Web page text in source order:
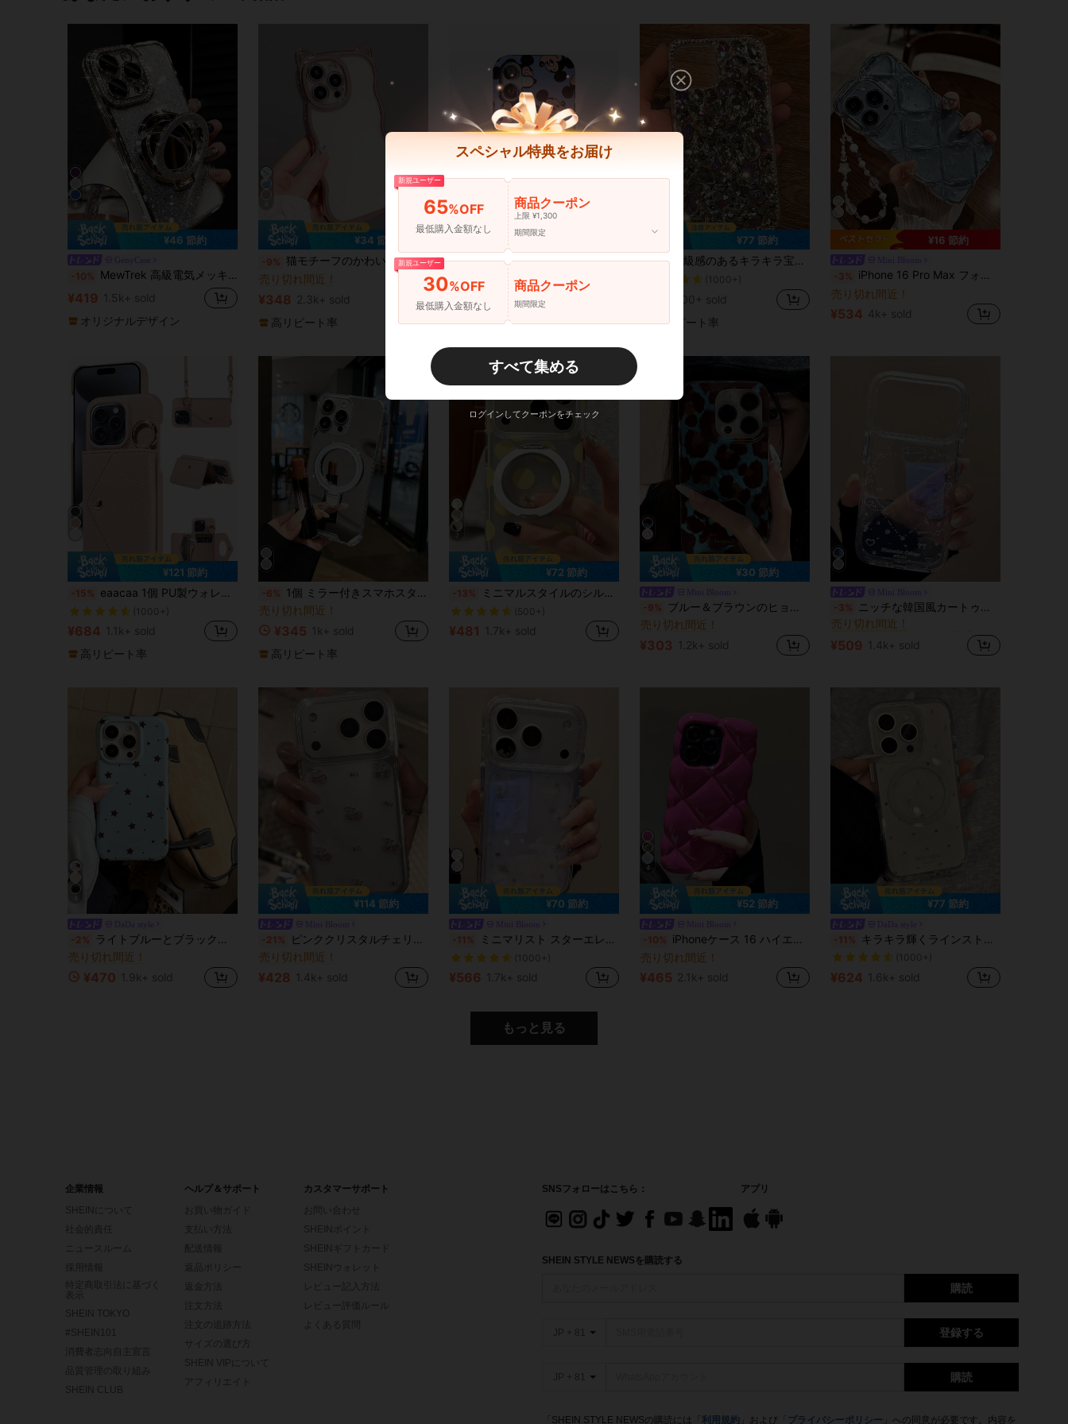
¥46 節約
-10% MewTrek 高級電気メッキシルバースマホケース、メイクアップミラースタンド付き、光沢のあるラインストーンで装飾、シリコン素材で作られ、耐衝撃性と落下耐性、iPhone 16/16e/16 Pro/16 Pro Max/16 Plus/15/14/13/12/11/X/XS/XR/8/7およびGalaxy S25/S24/S23/S22/S21/A55/A54/A53/A52/A35/A34/A23/A16/A15/A14/A13/A12/A05S/FE/Ultra/4G/5G、Redmi/Honor/MOTO/OPPO/Infinixスマホ対応。
¥419
1.5k+ sold
オリジナルデザイン
¥34 節約
-9% 猫モチーフのかわいいTPU耐衝撃ノベルティケース 1個 おしゃれな猫耳型TPUスマホケース ローズゴールドメッキの波型エッジ 厚みのあるカバー iPhone対応 防水 落下防止 傷防止 春の誕生日プレゼント
#2 ベストセラー ノベルティケース
売り切れ間近！
#2 ベストセラー
売り切れ間近！
#2 ベストセラー
売り切れ間近！
#2 ベストセラー
売り切れ間近！
¥348
2.3k+ sold
高リピート率
国内発送 -27% 残り2日 Disney ミイールウス カートゥーン転倒防止パッケージ欧米アクリル携帯電話機17/16/15/14/13/11 Pro Max Plus携帯ケース
¥1,325 90+ sold
¥77 節約
-13% 高級感のあるキラキラ宝石ダイヤモンドスマホケース Galaxy S24 S25 S26 Ultra A57 A56 A55 A35 A26 A06対応 17 13 14 15 Plus 16 Pro Max対応 耐衝撃保護バックカバー
#9 ベストセラー
に レッドミーノート11 携帯電話ケース
(1000+)
#9 ベストセラー
#9 ベストセラー
#9 ベストセラー
に レッドミーノート11 携帯電話ケース
(1000+)
300+ sold
高リピート率
¥16 節約
-3% iPhone 16 Pro Max フォンケース、新しいラインストーン入り透明シルバーフォイル耐衝撃性シリコンスタイリッシュ保護カバー iPhone 12/11/13/14 Pro Maxに対応
#4 ベストセラー
売り切れ間近！
#4 ベストセラー
売り切れ間近！
#4 ベストセラー
売り切れ間近！
#4 ベストセラー に ギャラクシーS24ウルトラ 携帯電話ケース
¥534 4k+ sold
¥121 節約
-15% eaacaa 1個 PU製ウォレット型スマホケース フリップカバー付き マルチカードスロット対応 Apple 17e 17ProMax 16ProMax 16Pro 16Plus 15ProMax 15plus 13ProMax 13pro 13Mini 14ProMax 14Pro 14plus 12ProMax 12Pro 12Mini 11 ProMax 11Pro 14 13 12 11 7 8 X XS XR XSMax シリーズ、S26ultra S26pro S26 S25FE S25ultra S25+ S25 S24FE S24ultra S24+ S24 S23FE S23Ultra S23+ S23 S22ultra S22 S21FE S21ultra S21plus S21 S20FE対応、ミラー付きイヤホンポーチ付き 多機能クロスボディウォレットスタイル、A16 耐衝撃 防滴 防盗 保護スマホシェル
(1000+)
¥684 1.1k+ sold
高リピート率
-6% 1個 ミラー付きスマホスタンドケース
#5 ベストセラー に iPhone XR スタンド型スマホケース
売り切れ間近！
#5 ベストセラー
売り切れ間近！
#5 ベストセラー
売り切れ間近！
#5 ベストセラー に iPhone XR スタンド型スマホケース
売り切れ間近！
¥345 1k+ sold
高リピート率
7
¥72 節約
-13% ミニマルスタイルのシルバードット柄360°回転式スマホホルダーケース。iPhone 17 Pro Max、17 Pro、16 Pro、16 Pro Max、15 Pro Max、15 Pro、14 Pro Max、14 Pro、13 Pro Max、13、12 Pro Max、14、15、16 Plus、11などのモデルに対応。透明なソフト保護ケース。
売り切れ間近！
(500+)
売り切れ間近！
売り切れ間近！
売り切れ間近！
¥481 1.7k+ sold
¥30 節約
-9% ブルー＆ブラウンのヒョウ柄のユニークなスタイル スマホケース。iPhone 16 Pro Max、iPhone 14、iPhone 13、iPhone 12、iPhone 17、iPhone 15 Pro、iPhone 14 Proに対応。ファッショナブルで保護力に優れています。
#2 ベストセラー
売り切れ間近！
#2 ベストセラー
売り切れ間近！
#2 ベストセラー
売り切れ間近！
#2 ベストセラー に アニマルプリント 携帯電話ケース
¥303 1.2k+ sold
-3% ニッチな韓国風カートゥーン ハート リボン 音符柄 フルカバー 衝撃吸収 保護ケース 17 Pro Max, 16, 15, 16 Pro Max, 17対応 パーソナライズ クリエイティブ ゴールドメッキ
#3 ベストセラー
売り切れ間近！
#3 ベストセラー
売り切れ間近！
#3 ベストセラー
売り切れ間近！
#3 ベストセラー に ハート型 携帯電話ケース
¥509 1.4k+ sold
-2% ライトブルーとブラックの星柄、ファッショナブルなヴィンテージ風ブラックブラウンのべっ甲柄の箔押し加工が施されたiPhoneケース。iPhone 16 Pro Max、Apple 15、ソフトシェル14新モデル、12 Pro、13 Pro Maxに対応。落下防止保護カバー。女性への春の贈り物に最適。
#7 ベストセラー
売り切れ間近！
#7 ベストセラー
売り切れ間近！
#7 ベストセラー
売り切れ間近！
#7 ベストセラー に 青い 携帯電話ケース
¥470 1.9k+ sold
¥114 節約
-21% ピンククリスタルチェリー柄のiPhone 17 Pro Max用スマホケース。耐衝撃フルカバー保護カバー。iPhone 16、15 Pro、14、13、12 Pro、11、Air/Xに対応。女の子にもぴったり。
#2 ベストセラー
売り切れ間近！
#2 ベストセラー
売り切れ間近！
#2 ベストセラー
売り切れ間近！
#2 ベストセラー に チェリー 携帯電話ケース
¥428 1.4k+ sold
¥70 節約
-11% ミニマリスト スターエレメント ファッション スマホケース スター ミニマリスト インディ カラフル プラネット リム 保護スマホケース iPhone 17 Pro Max、16 Plus、15 Plus対応 ユニークなミニマリストデザイン 落下防止カバー 春の誕生日プレゼント
売り切れ間近！
(1000+)
売り切れ間近！
売り切れ間近！
売り切れ間近！
¥566 1.7k+ sold
4
¥52 節約
-10% iPhoneケース 16 ハイエンド クリエイティブ ファッション ダイヤモンド柄 レッド iPhoneに対応 女性向け
#4 ベストセラー
売り切れ間近！
#4 ベストセラー
売り切れ間近！
#4 ベストセラー
売り切れ間近！
#4 ベストセラー に 赤い 携帯電話ケース
¥465 2.1k+ sold
¥77 節約
-11% キラキラ輝くラインストーングリッター耐衝撃ファッションスマホケース キラキラ輝くラインストーンマグネット式保護スマホケース iPhone 16 Pro Max、15 Pro、13/14 Pro Max対応 ファッショナブルな雰囲気 防水耐衝撃落下防止傷防止 春のギフト
売り切れ間近！
(1000+)
売り切れ間近！
売り切れ間近！
売り切れ間近！
¥624 1.6k+ sold
もっと見る
企業情報
SHEINについて
ニュースルーム
SHEIN TOKYO
#SHEIN101
消費者志向自主宣言
品質管理の取り組み
SHEIN CLUB
ヘルプ＆サポート
お買い物ガイド
支払い方法
返品ポリシー
サイズの選び方
SHEIN VIPについて
アフィリエイト
カスタマーサポート
お問い合わせ
SHEINポイント
SHEINギフトカード
SHEINウォレット
レビュー記入方法
レビュー評価ルール
よくある質問
SNSフォローはこちら： アプリ
SHEIN STYLE NEWSを購読する
購読
JP + 81 登録する
JP + 81 購読
「SHEIN STYLE NEWSの購読には「 利用規約 」および「 プライバシーポリシー 」への同意が必要です。内容を
スペシャル特典をお届け
新規ユーザー
65%OFF
最低購入金額なし
商品クーポン
上限 ¥1,300
期間限定
新規ユーザー
30%OFF
最低購入金額なし
商品クーポン
期間限定
すべて集める
ログインしてクーポンをチェック